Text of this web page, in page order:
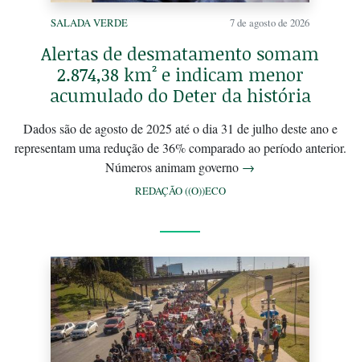
SALADA VERDE 7 de agosto de 2026
Alertas de desmatamento somam
2.874,38 km² e indicam menor
acumulado do Deter da história
Dados são de agosto de 2025 até o dia 31 de julho deste ano e
representam uma redução de 36% comparado ao período anterior.
Números animam governo →
REDAÇÃO ((O))ECO